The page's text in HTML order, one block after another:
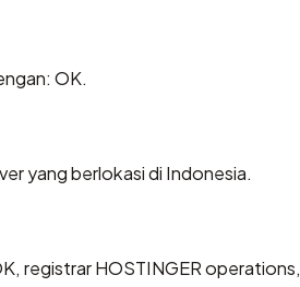
OK.
yang berlokasi di Indonesia.
registrar HOSTINGER operations,